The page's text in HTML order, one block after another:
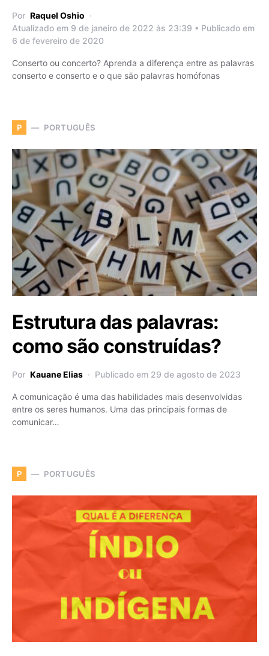
Por Raquel Oshio
Atualizado em 9 de janeiro de 2022 às 23:39 • Publicado em
6 de fevereiro de 2020
Conserto ou concerto? Aprenda a diferença entre as palavras
conserto e conserto e o que são palavras homófonas
P PORTUGUÊS
Estrutura das palavras:
como são construídas?
Por Kauane Elias Publicado em 29 de agosto de 2023
A comunicação é uma das habilidades mais desenvolvidas
entre os seres humanos. Uma das principais formas de
comunicar…
P PORTUGUÊS